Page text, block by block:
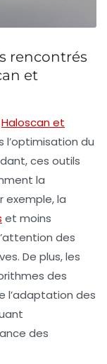
rencontrés
et
Haloscan et
l’optimisation du
ces outils
la
exemple, la
et moins
des
De plus, les
des
l’adaptation des
des